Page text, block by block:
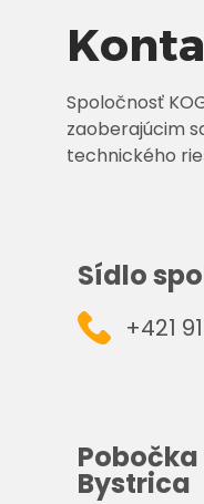
Spoločnosť
zaoberajúcim
technického
Sídlo
+421
Bystrica